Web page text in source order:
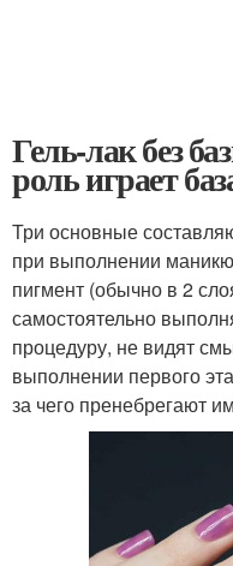
Гель-лак без
роль играет
Три основные
при выполнении
пигмент (обычно в 2
самостоятельно
процедуру, не видят
выполнении первого
за чего пренебрегают